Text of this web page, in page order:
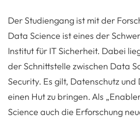
Der Studiengang ist mit der
Data Science ist eines der
Institut für IT Sicherheit. Dabei
der Schnittstelle zwischen Data
Security. Es gilt, Datenschutz
einen Hut zu bringen. Als
Science auch die Erforschung